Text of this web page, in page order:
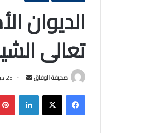
الديوان
تعالى
صحيفة الوفاق
أرسل
إلكترونيا
25 ديسمبر، 2025
فيسبوك‫X لينكدإن